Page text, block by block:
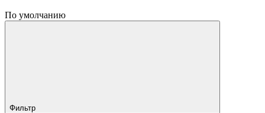
По умолчанию
Фильтр